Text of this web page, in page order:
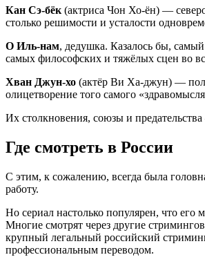
Кан Сэ-бёк (актриса Чон Хо-ён) —
столько решимости и усталости
О Иль-нам, дедушка. Казалось бы,
самых философских и тяжёлых сцен во
Хван Джун-хо (актёр Ви Ха-джун) —
олицетворение того самого
Их столкновения, союзы и
Где смотреть в России
С этим, к сожалению, всегда была
работу.
Но сериал настолько популярен, что
Многие смотрят через другие
крупный легальный российский
профессиональным переводом.